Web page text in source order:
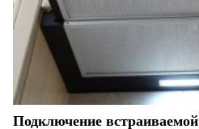
Подключение